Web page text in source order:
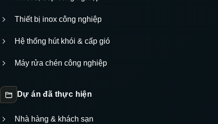
Thiết bị inox công nghiệp
Hệ thống hút khói & cấp gió
Máy rửa chén công nghiệp
Dự án đã thực hiện
Nhà hàng & khách sạn